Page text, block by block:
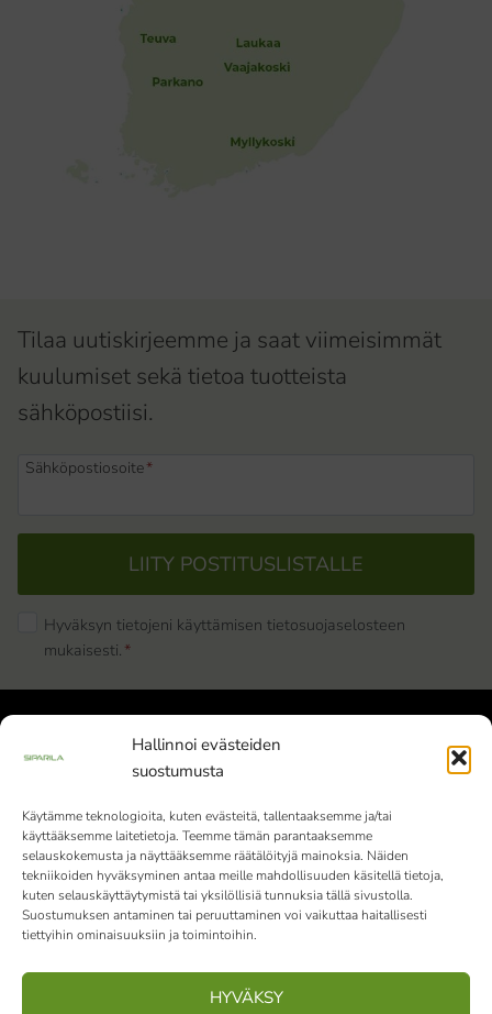
Hallinnoi evästeiden
suostumusta
Käytämme teknologioita, kuten evästeitä, tallentaaksemme ja/tai
käyttääksemme laitetietoja. Teemme tämän parantaaksemme
selauskokemusta ja näyttääksemme räätälöityjä mainoksia. Näiden
tekniikoiden hyväksyminen antaa meille mahdollisuuden käsitellä tietoja,
kuten selauskäyttäytymistä tai yksilöllisiä tunnuksia tällä sivustolla.
Suostumuksen antaminen tai peruuttaminen voi vaikuttaa haitallisesti
tiettyihin ominaisuuksiin ja toimintoihin.
HYVÄKSY
Tilaa uutiskirjeemme ja saat viimeisimmät
kuulumiset sekä tietoa tuotteista
sähköpostiisi.
Sähköpostiosoite*
LIITY POSTITUSLISTALLE
Hyväksyn tietojeni käyttämisen tietosuojaselosteen
mukaisesti. *
Siparila Oy | Y-tunnus: 1982051-9 |
Varaslahdentie 1, 40800 Vaajakoski
010 4242 000Vaihde palvelee klo 9-15
Facebook
Instagram
LinkedIn
Pinterest